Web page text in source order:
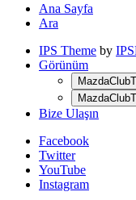
Ana Sayfa
Ara
IPS Theme by
Görünüm
Bize Ulaşın
Facebook
Twitter
YouTube
Instagram